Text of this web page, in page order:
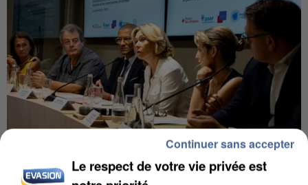
INCENDIES : L’ÎLE-DE-FRANCE LANCE UN ÉLAN
Le respect de votre vie privée est
Continuer sans accepter